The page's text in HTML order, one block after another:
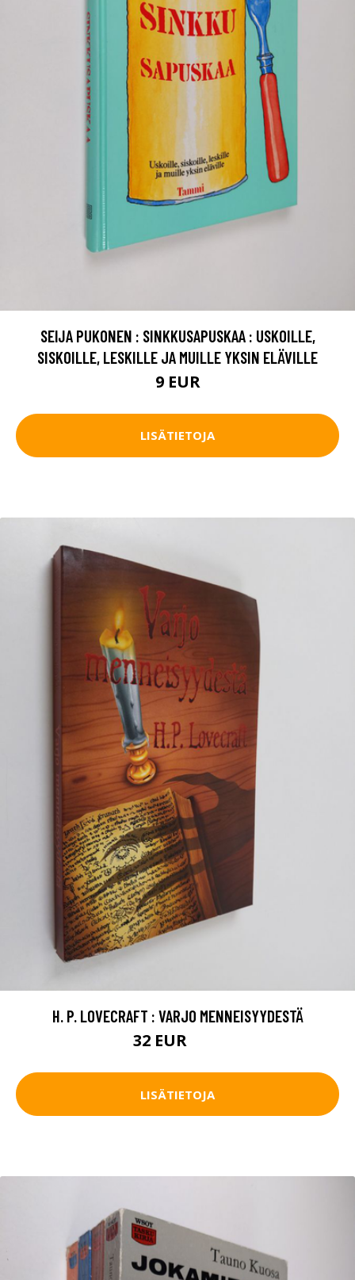
SEIJA PUKONEN : SINKKUSAPUSKAA : USKOILLE,
SISKOILLE, LESKILLE JA MUILLE YKSIN ELÄVILLE
9 EUR
LISÄTIETOJA
H. P. LOVECRAFT : VARJO MENNEISYYDESTÄ
32 EUR
LISÄTIETOJA